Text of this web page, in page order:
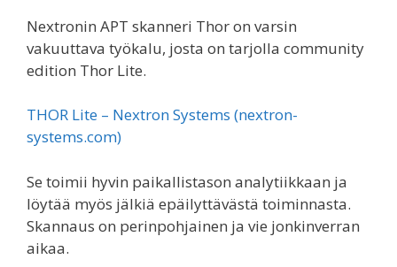
Nextronin APT skanneri Thor on varsin
vakuuttava työkalu, josta on tarjolla community
edition Thor Lite.
THOR Lite – Nextron Systems (nextron-
systems.com)
Se toimii hyvin paikallistason analytiikkaan ja
löytää myös jälkiä epäilyttävästä toiminnasta.
Skannaus on perinpohjainen ja vie jonkinverran
aikaa.